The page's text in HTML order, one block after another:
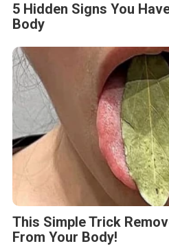
5 Hidden Signs You
Body
This Simple Trick
From Your Body!